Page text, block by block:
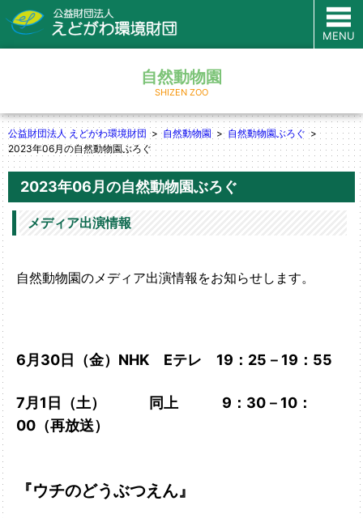
MENU
自然動物園
SHIZEN ZOO
公益財団法人 えどがわ環境財団 自然動物園
自然動物園ぶろぐ
2023年06月の自然動物園ぶろぐ
2023年06月の自然動物園ぶろぐ
メディア出演情報
自然動物園のメディア出演情報をお知らせします。
6月30日（金） NHK Eテレ 19：25－19：55
7月1日（土）
同上 9：30－10：
00（再放送）
『ウチのどうぶつえん』